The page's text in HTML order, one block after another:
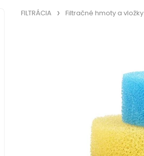
FILTRÁCIA Filtračné hmoty a vložky